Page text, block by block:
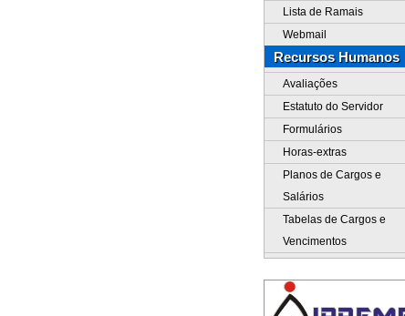
Lista de Ramais
Webmail
Recursos Humanos
Avaliações
Estatuto do Servidor
Formulários
Horas-extras
Planos de Cargos e
Salários
Tabelas de Cargos e
Vencimentos